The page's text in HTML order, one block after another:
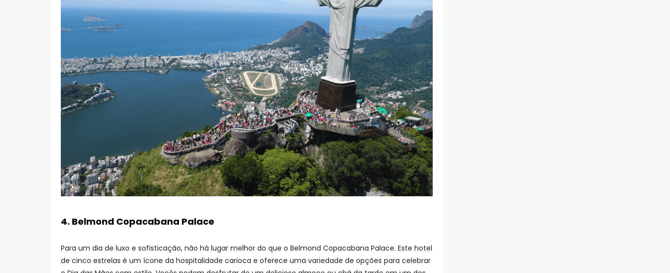
4. Belmond Copacabana Palace
Para um dia de luxo e sofisticação, não há lugar melhor do que o Belmond Copacabana Palace. Este hotel
de cinco estrelas é um ícone da hospitalidade carioca e oferece uma variedade de opções para celebrar